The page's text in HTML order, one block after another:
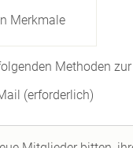
Merkmale
Methoden
(erforderlich)